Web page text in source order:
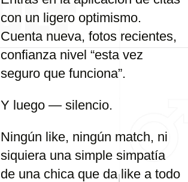
con un ligero optimismo.
Cuenta nueva, fotos recientes,
confianza nivel “esta vez
seguro que funciona”.
Y luego — silencio.
Ningún like, ningún match, ni
siquiera una simple simpatía
de una chica que da like a todo